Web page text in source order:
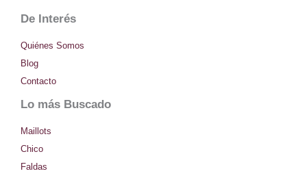
s
t
a
g
r
a
De Interés
Quiénes Somos
Blog
Contacto
Lo más Buscado
Maillots
Chico
Faldas